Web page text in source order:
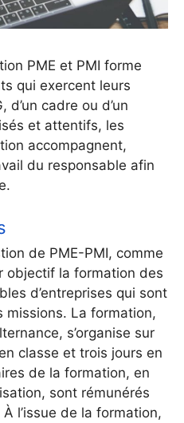
PME et PMI forme
qui exercent leurs
cadre ou d’un
et attentifs, les
accompagnent,
du responsable afin
de PME-PMI, comme
objectif la formation des
d’entreprises qui sont
missions. La formation,
s’organise sur
classe et trois jours en
de la formation, en
sont rémunérés
À l’issue de la formation,